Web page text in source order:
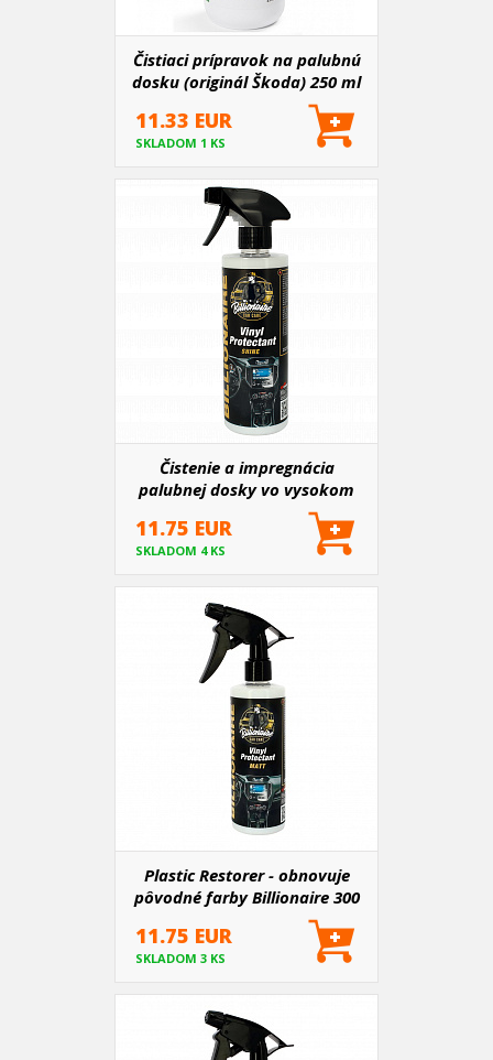
Čistiaci prípravok na palubnú
dosku (originál Škoda) 250 ml
11.33 EUR
SKLADOM 1 KS
Čistenie a impregnácia
palubnej dosky vo vysokom
lesku a vôňou kokosu
Billionaire 500 ml
11.75 EUR
SKLADOM 4 KS
Plastic Restorer - obnovuje
pôvodné farby Billionaire 300
11.75 EUR
SKLADOM 3 KS